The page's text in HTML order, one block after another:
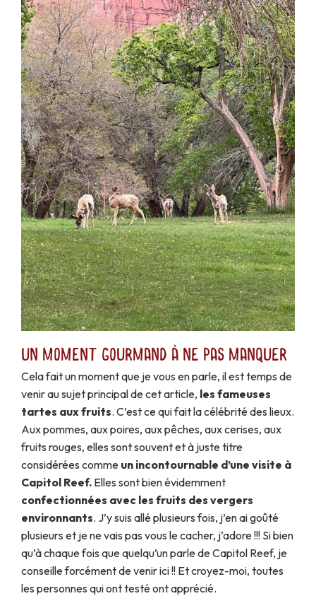
Un moment gourmand à ne pas manquer
Cela fait un moment que je vous en parle, il est temps de
venir au sujet principal de cet article, les fameuses
tartes aux fruits. C’est ce qui fait la célébrité des lieux.
Aux pommes, aux poires, aux pêches, aux cerises, aux
fruits rouges, elles sont souvent et à juste titre
considérées comme un incontournable d’une visite à
Capitol Reef. Elles sont bien évidemment
confectionnées avec les fruits des vergers
environnants. J’y suis allé plusieurs fois, j’en ai goûté
plusieurs et je ne vais pas vous le cacher, j’adore !!! Si bien
qu’à chaque fois que quelqu’un parle de Capitol Reef, je
conseille forcément de venir ici !! Et croyez-moi, toutes
les personnes qui ont testé ont apprécié.